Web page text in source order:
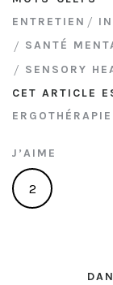
ENTRETIEN
SANTÉ
SENSORY
CET ARTICLE
J’AIME
2